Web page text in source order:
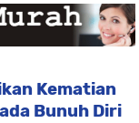
Kematian
Bunuh Diri